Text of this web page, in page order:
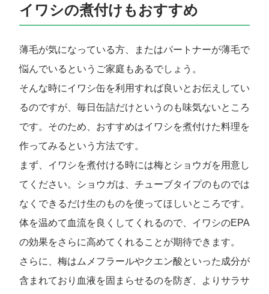
イワシの煮付けもおすすめ
薄毛が気になっている方、またはパートナーが薄毛で
悩んでいるというご家庭もあるでしょう。
そんな時にイワシ缶を利用すれば良いとお伝えしてい
るのですが、毎日缶詰だけというのも味気ないところ
です。そのため、おすすめはイワシを煮付けた料理を
作ってみるという方法です。
まず、イワシを煮付ける時には梅とショウガを用意し
てください。ショウガは、チューブタイプのものでは
なくできるだけ生のものを使ってほしいところです。
体を温めて血流を良くしてくれるので、イワシのEPA
の効果をさらに高めてくれることが期待できます。
さらに、梅はムメフラールやクエン酸といった成分が
含まれており血液を固まらせるのを防ぎ、よりサラサ